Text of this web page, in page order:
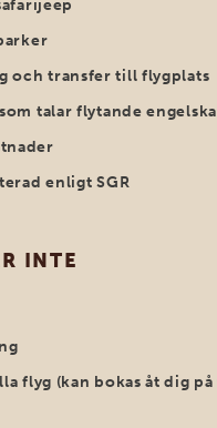
och transfer till flygplats
talar flytande engelska
enligt SGR
INTE
flyg (kan bokas åt dig